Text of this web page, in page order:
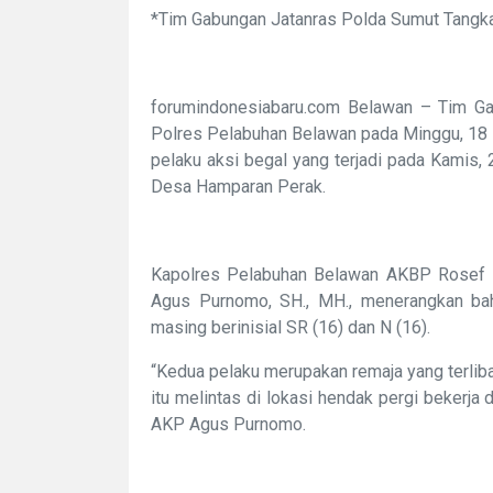
*Tim Gabungan Jatanras Polda Sumut
forumindonesiabaru.com Belawan – Tim
Polres Pelabuhan Belawan pada Minggu,
pelaku aksi begal yang terjadi pada
Desa Hamparan Perak.
Kapolres Pelabuhan Belawan AKBP
Agus Purnomo, SH., MH., menerangkan
masing berinisial SR (16) dan N (16).
“Kedua pelaku merupakan remaja yang
itu melintas di lokasi hendak pergi bekerja
AKP Agus Purnomo.